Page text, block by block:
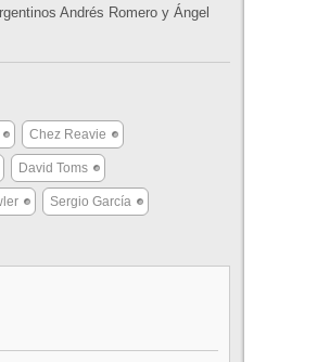
Andrés Romero y Ángel
Chez Reavie
David Toms
Sergio García